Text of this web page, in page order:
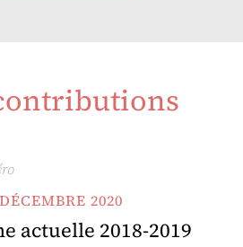
2020
actuelle 2018-2019